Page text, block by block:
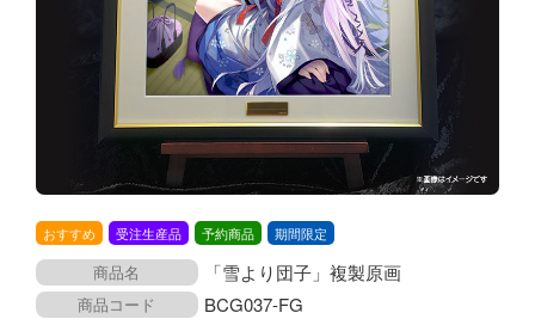
おすすめ 受注生産品 予約商品 期間限定
商品名 「雪より団子」複製原画
商品コード BCG037-FG